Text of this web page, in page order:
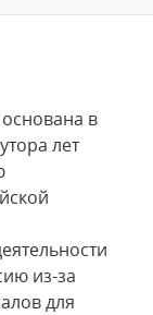
в
лет
из-за
для